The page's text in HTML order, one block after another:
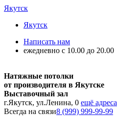
Якутск
Якутск
Написать нам
ежедневно с 10.00 до 20.00
Натяжные потолки
от производителя в Якутске
Выставочный зал
г.Якутск, ул.Ленина, 0 ещё адреса
Всегда на связи8 (999) 999-99-99